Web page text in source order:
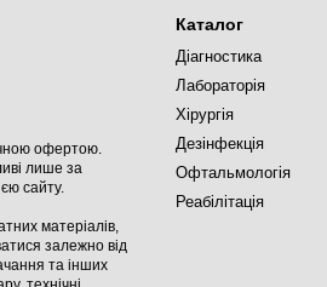
офертою.
лише за
сайту.
матеріалів,
залежно від
та інших
Каталог
Діагностика
Лабораторія
Хірургія
Дезінфекція
Офтальмологія
Реабілітація